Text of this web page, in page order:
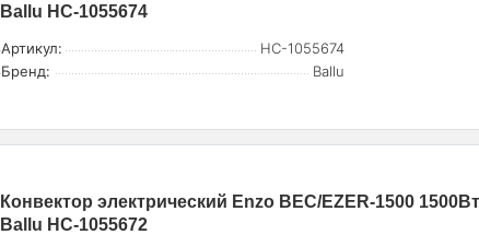
Ballu НС-1055674
Артикул:
НС-1055674
Бренд:
Ballu
Конвектор электрический Enzo BEC/EZER-1500
Ballu НС-1055672